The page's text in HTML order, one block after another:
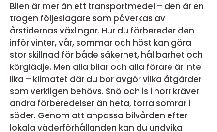
Bilen är mer än ett transportmedel – den är en
trogen följeslagare som påverkas av
årstidernas växlingar. Hur du förbereder den
inför vinter, vår, sommar och höst kan göra
stor skillnad för både säkerhet, hållbarhet och
körglädje. Men alla bilar och alla förare är inte
lika – klimatet där du bor avgör vilka åtgärder
som verkligen behövs. Snö och is i norr kräver
andra förberedelser än heta, torra somrar i
söder. Genom att anpassa bilvården efter
lokala väderförhållanden kan du undvika